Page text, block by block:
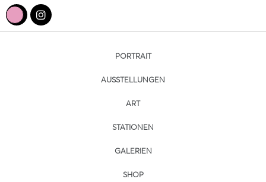
PORTRAIT
AUSSTELLUNGEN
ART
STATIONEN
GALERIEN
SHOP